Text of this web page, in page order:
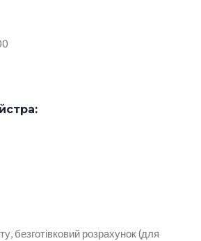
безготівковий розрахунок (для